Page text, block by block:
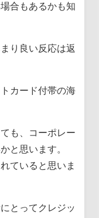
合もあるかも知
り良い反応は返
カード付帯の海
も、コーポレー
と思います。
ていると思いま
とってクレジッ